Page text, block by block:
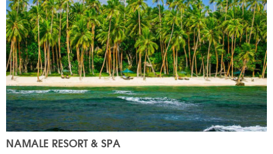
NAMALE RESORT & SPA